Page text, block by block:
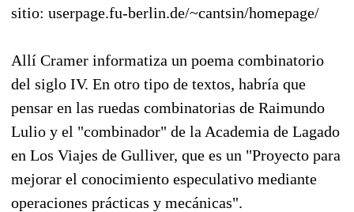
sitio: userpage.fu-berlin.de/~cantsin/homepage/
Allí Cramer informatiza un poema combinatorio
del siglo IV. En otro tipo de textos, habría que
pensar en las ruedas combinatorias de Raimundo
Lulio y el "combinador" de la Academia de Lagado
en Los Viajes de Gulliver, que es un "Proyecto para
mejorar el conocimiento especulativo mediante
operaciones prácticas y mecánicas".